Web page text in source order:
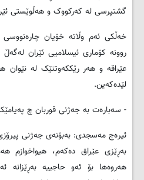
گشتپرسی لە کەرکووک و هەڵوێستی
خەڵکی ئەم وڵاتە خۆیان
روونە کۆماری ئیسلامیی ئێران
عێراقە و هەر رێککەوتنێک لە نێوان
لێدەکەین.
- سەبارەت بە جەژنی قوربان چ
ئیرەج مەسجدی: بەبۆنەی جەژنی
بەڕێزی عێراق دەکەم، هیواخوازم
هەروەها بۆ ئەو حاجییە